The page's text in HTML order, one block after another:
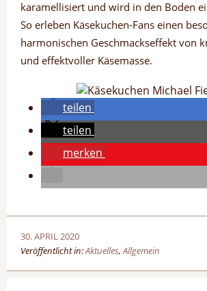
karamellisiert und wird in den Boden
So erleben Käsekuchen-Fans einen
harmonischen Geschmackseffekt von
und effektvoller Käsemasse.
teilen
teilen
merken
30. APRIL 2020
Veröffentlicht in:Aktuelles,Allgemein